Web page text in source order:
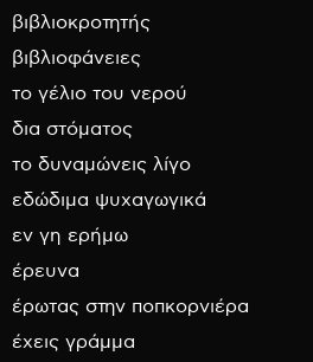
βιβλιοκροτητής
βιβλιοφάνειες
το γέλιο του νερού
δια στόματος
το δυναμώνεις λίγο
εδώδιμα ψυχαγωγικά
εν γη ερήμω
έρευνα
έρωτας στην ποπκορνιέρα
έχεις γράμμα